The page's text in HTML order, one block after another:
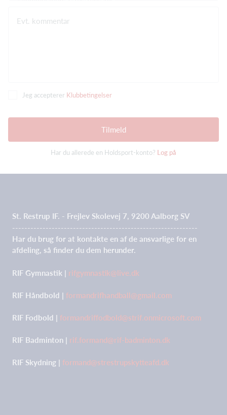
Evt. kommentar
Jeg accepterer Klubbetingelser
Tilmeld
Har du allerede en Holdsport-konto? Log på
St. Restrup IF. - Frejlev Skolevej 7, 9200 Aalborg SV
-------------------------------------------------------------
Har du brug for at kontakte en af de ansvarlige for en
afdeling, så finder du dem herunder.
RIF Gymnastik | rifgymnastik@live.dk
RIF Håndbold | formandrifhandball@gmail.com
RIF Fodbold | formandriffodbold@strif.onmicrosoft.com
RIF Badminton | rif.formand@rif-badminton.dk
RIF Skydning | formand@strestrupskytteafd.dk